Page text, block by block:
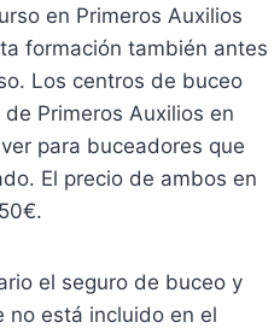
en Primeros Auxilios
formación también antes
Los centros de buceo
Primeros Auxilios en
para buceadores que
El precio de ambos en
el seguro de buceo y
no está incluido en el